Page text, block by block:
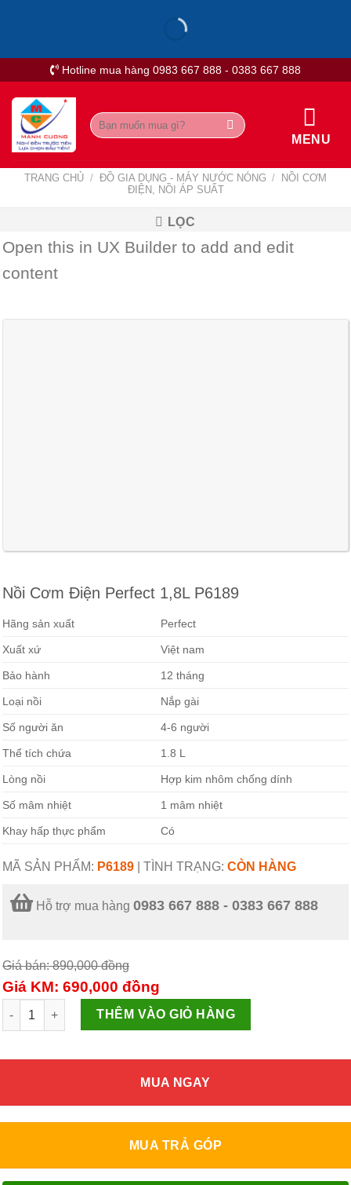
Hotline mua hàng 0983 667 888 - 0383 667 888
Tìm
kiếm:
MENU
TRANG CHỦ / ĐỒ GIA DỤNG - MÁY NƯỚC NÓNG /
NỒI CƠM
ĐIỆN, NỒI ÁP SUẤT
LỌC
Open this in UX Builder to add and edit
content
Nồi Cơm Điện Perfect 1,8L P6189
Hãng sản xuất Perfect
Xuất xứ Việt nam
Bảo hành 12 tháng
Loại nồi Nắp gài
Số người ăn 4-6 người
Thể tích chứa 1.8 L
Lòng nồi Hợp kim nhôm chống dính
Số mâm nhiệt 1 mâm nhiệt
Khay hấp thực phẩm Có
MÃ SẢN PHẨM: P6189 TÌNH TRẠNG: CÒN HÀNG
Hỗ trợ mua hàng 0983 667 888 - 0383 667 888
Giá bán: 890,000đồng
Giá KM: 690,000 đồng
Nồi Cơm Điện Perfect 1,8L P6189 số lượng
THÊM VÀO GIỎ HÀNG
MUA NGAY
MUA TRẢ GÓP